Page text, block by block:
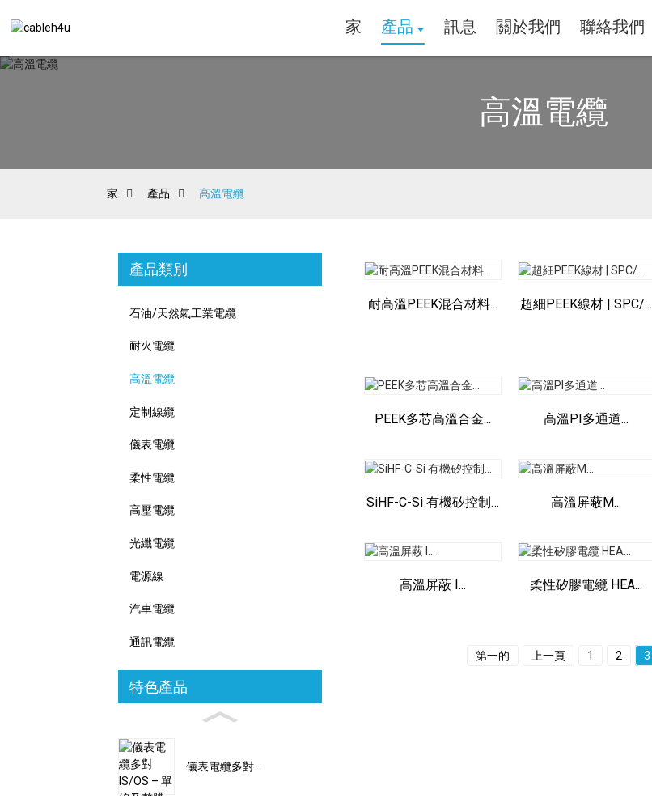
家 產品 訊息 關於我們 聯絡我們
高溫電纜
家 產品 高溫電纜
產品類別
石油/天然氣工業電纜
耐火電纜
高溫電纜
定制線纜
儀表電纜
柔性電纜
高壓電纜
光纖電纜
電源線
汽車電纜
通訊電纜
特色產品
儀表電纜多對...
耐高溫PEEK混合材料... 超細PEEK線材 | SPC/...
PEEK多芯高溫合金... 高溫PI多通道...
SiHF-C-Si 有機矽控制… 高溫屏蔽M...
高溫屏蔽 I... 柔性矽膠電纜 HEA...
第一的 上一頁 1 2 3